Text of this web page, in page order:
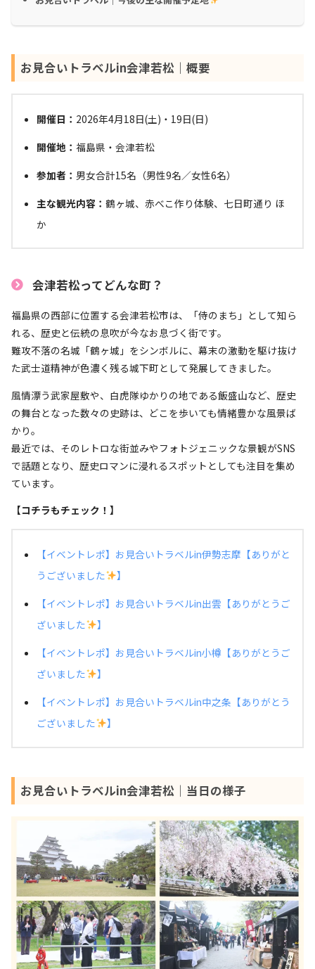
お見合いトラベルin会津若松｜概要
開催日： 2026年4月18日(土)・19日(日)
開催地：福島県・会津若松
参加者：男女合計15名（男性9名／女性6名）
主な観光内容：鶴ヶ城、赤べこ作り体験、七日町通り ほ
か
会津若松ってどんな町？
福島県の西部に位置する会津若松市は、「侍のまち」として知ら
れる、歴史と伝統の息吹が今なお息づく街です。
難攻不落の名城「鶴ヶ城」をシンボルに、幕末の激動を駆け抜け
た武士道精神が色濃く残る城下町として発展してきました。
風情漂う武家屋敷や、白虎隊ゆかりの地である飯盛山など、歴史
の舞台となった数々の史跡は、どこを歩いても情緒豊かな風景ば
かり。
最近では、そのレトロな街並みやフォトジェニックな景観がSNS
で話題となり、歴史ロマンに浸れるスポットとしても注目を集め
ています。
【コチラもチェック！】
【イベントレポ】お見合いトラベルin伊勢志摩【ありがと
うございました
】
【イベントレポ】お見合いトラベルin出雲【ありがとうご
ざいました
】
【イベントレポ】お見合いトラベルin小樽【ありがとうご
ざいました
】
【イベントレポ】お見合いトラベルin中之条【ありがとう
ございました
】
お見合いトラベルin会津若松｜当日の様子